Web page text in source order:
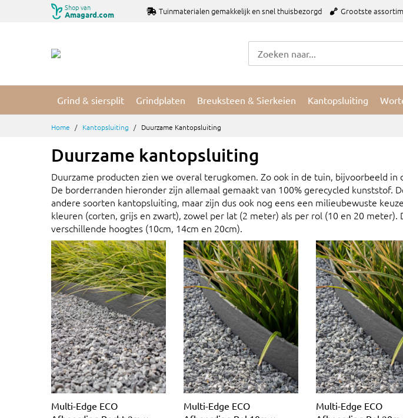
Shop van
Amagard.com Tuinmaterialen gemakkelijk en snel thuisbezorgd Grootste
Grind & siersplit Grindplaten Breuksteen & Sierkeien Kantopsluiting
Home Kantopsluiting Duurzame Kantopsluiting
Duurzame kantopsluiting
Duurzame producten zien we overal terugkomen. Zo ook in de tuin, bijvoorbeeld
De borderranden hieronder zijn allemaal gemaakt van 100% gerecycled kunststof.
andere soorten kantopsluiting, maar zijn dus ook nog eens een milieubewuste
kleuren (corten, grijs en zwart), zowel per lat (2 meter) als per rol (10 en 20 meter).
verschillende hoogtes (10cm, 14cm en 20cm).
Multi-Edge ECO
Multi-Edge ECO
Multi-Edge ECO